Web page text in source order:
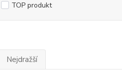
TOP produkt
Nejdražší